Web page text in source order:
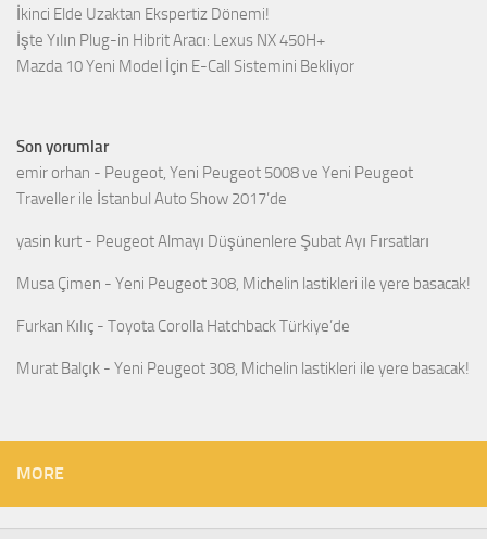
İkinci Elde Uzaktan Ekspertiz Dönemi!
İşte Yılın Plug-in Hibrit Aracı: Lexus NX 450H+
Mazda 10 Yeni Model İçin E-Call Sistemini Bekliyor
Son yorumlar
emir orhan - Peugeot, Yeni Peugeot 5008 ve Yeni Peugeot
Traveller ile İstanbul Auto Show 2017’de
yasin kurt - Peugeot Almayı Düşünenlere Şubat Ayı Fırsatları
Musa Çimen - Yeni Peugeot 308, Michelin lastikleri ile yere basacak!
Furkan Kılıç - Toyota Corolla Hatchback Türkiye’de
Murat Balçık - Yeni Peugeot 308, Michelin lastikleri ile yere basacak!
MORE